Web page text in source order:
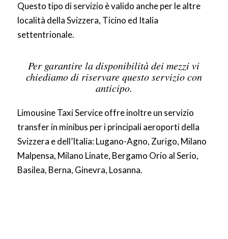
Questo tipo di servizio è valido anche per le altre
località della Svizzera, Ticino ed Italia
settentrionale.
Per garantire la disponibilità dei mezzi vi
chiediamo di riservare questo servizio con
anticipo.
Limousine Taxi Service offre inoltre un servizio
transfer in minibus per i principali aeroporti della
Svizzera e dell’Italia: Lugano-Agno, Zurigo, Milano
Malpensa, Milano Linate, Bergamo Orio al Serio,
Basilea, Berna, Ginevra, Losanna.